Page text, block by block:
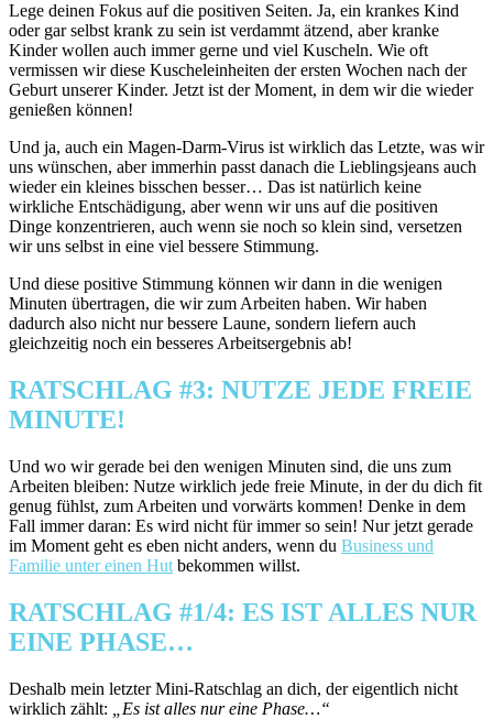
Lege deinen Fokus auf die positiven Seiten. Ja, ein krankes Kind
oder gar selbst krank zu sein ist verdammt ätzend, aber kranke
Kinder wollen auch immer gerne und viel Kuscheln. Wie oft
vermissen wir diese Kuscheleinheiten der ersten Wochen nach der
Geburt unserer Kinder. Jetzt ist der Moment, in dem wir die wieder
genießen können!
Und ja, auch ein Magen-Darm-Virus ist wirklich das Letzte, was wir
uns wünschen, aber immerhin passt danach die Lieblingsjeans auch
wieder ein kleines bisschen besser… Das ist natürlich keine
wirkliche Entschädigung, aber wenn wir uns auf die positiven
Dinge konzentrieren, auch wenn sie noch so klein sind, versetzen
wir uns selbst in eine viel bessere Stimmung.
Und diese positive Stimmung können wir dann in die wenigen
Minuten übertragen, die wir zum Arbeiten haben. Wir haben
dadurch also nicht nur bessere Laune, sondern liefern auch
gleichzeitig noch ein besseres Arbeitsergebnis ab!
RATSCHLAG #3: NUTZE JEDE FREIE
MINUTE!
Und wo wir gerade bei den wenigen Minuten sind, die uns zum
Arbeiten bleiben: Nutze wirklich jede freie Minute, in der du dich fit
genug fühlst, zum Arbeiten und vorwärts kommen! Denke in dem
Fall immer daran: Es wird nicht für immer so sein! Nur jetzt gerade
im Moment geht es eben nicht anders, wenn du Business und
Familie unter einen Hut bekommen willst.
RATSCHLAG #1/4: ES IST ALLES NUR
EINE PHASE…
Deshalb mein letzter Mini-Ratschlag an dich, der eigentlich nicht
wirklich zählt:
„Es ist alles nur eine Phase…“